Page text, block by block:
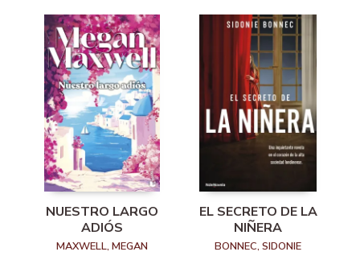
NUESTRO LARGO
ADIÓS
MAXWELL, MEGAN
EL SECRETO DE LA
NIÑERA
BONNEC, SIDONIE